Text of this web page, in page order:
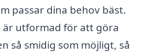
passar dina behov bäst.
utformad för att göra
så smidig som möjligt, så